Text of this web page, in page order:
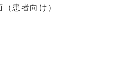
患者向け）